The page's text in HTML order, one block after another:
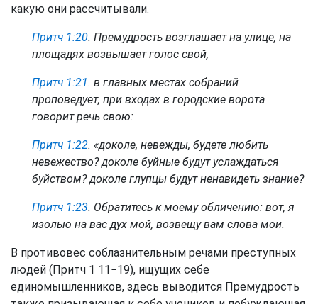
какую они рассчитывали.
Притч 1:20. Премудрость возглашает на улице, на
площадях возвышает голос свой,
Притч 1:21. в главных местах собраний
проповедует, при входах в городские ворота
говорит речь свою:
Притч 1:22. «доколе, невежды, будете любить
невежество?доколе буйные будут услаждаться
буйством? доколе глупцы будут ненавидеть знание?
Притч 1:23. Обратитесь к моему обличению: вот, я
изолью на вас дух мой, возвещу вам слова мои.
В противовес соблазнительным речами преступных
людей (Притч 1 11−19), ищущих себе
единомышленников, здесь выводится Премудрость